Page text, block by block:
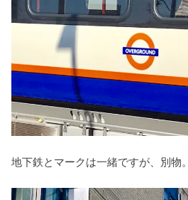
地下鉄とマークは一緒ですが、別物。